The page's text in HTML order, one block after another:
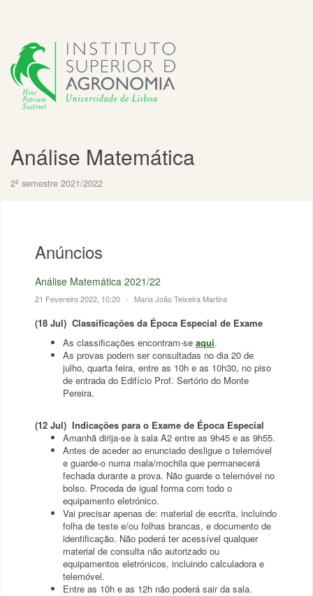
Análise Matemática
2º semestre 2021/2022
Anúncios
Análise Matemática 2021/22
21 Fevereiro 2022, 10:20 • Maria João Teixeira Martins
(18 Jul) Classificações da Época Especial de Exame
As classificações encontram-se aqui.
As provas podem ser consultadas no dia 20 de
julho, quarta feira, entre as 10h e as 10h30, no piso
de entrada do Edifício Prof. Sertório do Monte
Pereira.
(12 Jul) Indicações para o Exame de Época Especial
Amanhã dirija-se à sala A2 entre as 9h45 e as 9h55.
Antes de aceder ao enunciado desligue o telemóvel
e guarde-o numa mala/mochila que permanecerá
fechada durante a prova. Não guarde o telemóvel no
bolso. Proceda de igual forma com todo o
equipamento eletrónico.
Vai precisar apenas de: material de escrita, incluindo
folha de teste e/ou folhas brancas, e documento de
identificação. Não poderá ter acessível qualquer
material de consulta não autorizado ou
equipamentos eletrónicos, incluindo calculadora e
telemóvel.
Entre as 10h e as 12h não poderá sair da sala.